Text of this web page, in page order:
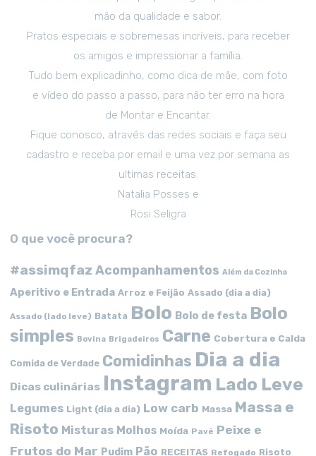
mão da qualidade e sabor.
Pratos especiais e sobremesas incríveis, para receber
os amigos e impressionar a família.
Tudo bem explicadinho, como dica de mãe, com foto
e vídeo do passo a passo, para não ter erro na hora
de Montar e Encantar.
Fique conosco, através das redes sociais e faça seu
cadastro e receba por email e uma vez por semana as
ultimas receitas.
Natalia Posses e
Rosi Seligra
O que você procura?
#assimqfaz Acompanhamentos Além da Cozinha
Aperitivo e Entrada Arroz e Feijão Assado (dia a dia)
Assado (lado leve) Batata Bolo Bolo de festa Bolo
simples
Bovina Brigadeiros Carne Cobertura e Calda
Comida de Verdade Comidinhas Dia a dia
Dicas culinárias Instagram Lado Leve
Legumes Light (dia a dia) Low carb Massa Massa e
Risoto Misturas Molhos Moída Pavê Peixe e
Frutos do Mar Pudim Pão RECEITAS Refogado Risoto